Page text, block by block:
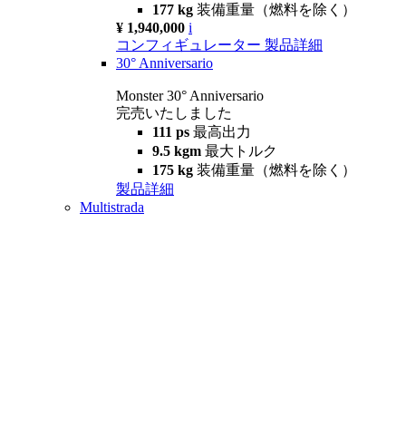
177 kg 装備重量（燃料を除く）
¥ 1,940,000 i
コンフィギュレーター 製品詳細
30° Anniversario
Monster 30° Anniversario
完売いたしました
111 ps 最高出力
9.5 kgm 最大トルク
175 kg 装備重量（燃料を除く）
製品詳細
Multistrada